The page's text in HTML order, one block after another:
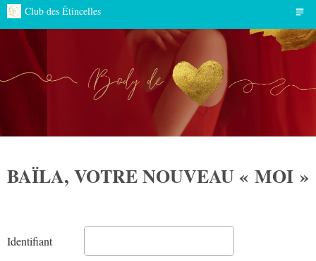
Club des Étincelles
BAÏLA, VOTRE NOUVEAU « MOI »
Identifiant